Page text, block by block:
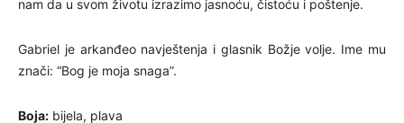
nam da u svom životu izrazimo jasnoću, čistoću i poštenje.
Gabriel je arkanđeo navještenja i glasnik Božje volje. Ime mu
znači: “Bog je moja snaga”.
Boja: bijela, plava